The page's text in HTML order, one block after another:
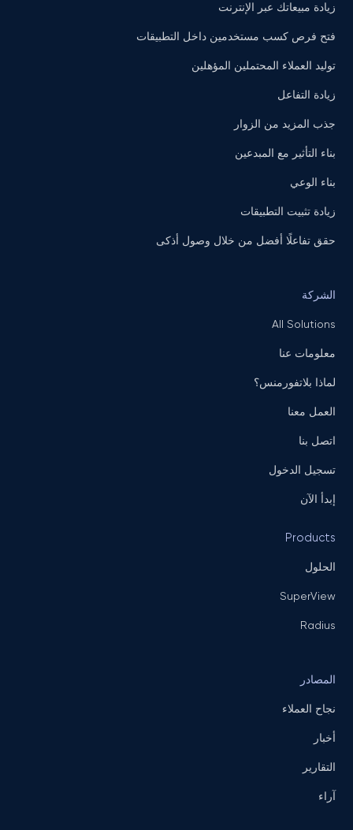
زيادة مبيعاتك عبر الإنترنت
فتح فرص كسب مستخدمين داخل التطبيقات
توليد العملاء المحتملين المؤهلين
زيادة التفاعل
جذب المزيد من الزوار
بناء التأثير مع المبدعين
بناء الوعي
زيادة تثبيت التطبيقات
حقق تفاعلًا أفضل من خلال وصول أذكى
الشركة
All Solutions
معلومات عنا
لماذا بلاتفورمنس؟
العمل معنا
اتصل بنا
تسجيل الدخول
إبدأ الآن
Products
الحلول
SuperView
Radius
المصادر
نجاح العملاء
أخبار
التقارير
آراء